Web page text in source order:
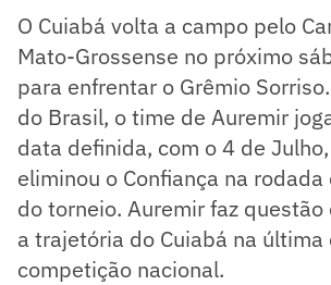
O Cuiabá volta a campo pelo
Mato-Grossense no próximo
para enfrentar o Grêmio
do Brasil, o time de Auremir
data definida, com o 4 de
eliminou o Confiança na
do torneio. Auremir faz
a trajetória do Cuiabá na última
competição nacional.